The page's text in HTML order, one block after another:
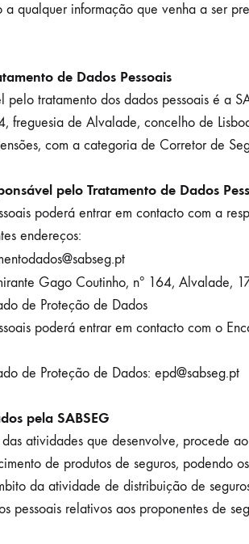
a qualquer informação que venha a ser
de Dados Pessoais
pelo tratamento dos dados pessoais é a
freguesia de Alvalade, concelho de
com a categoria de Corretor de
pelo Tratamento de Dados
poderá entrar em contacto com a
endereços:
Gago Coutinho, nº 164, Alvalade,
de Proteção de Dados
poderá entrar em contacto com o
de Proteção de Dados: epd@sabseg.pt
pela SABSEG
atividades que desenvolve, procede
de produtos de seguros, podendo
da atividade de distribuição de
pessoais relativos aos proponentes de